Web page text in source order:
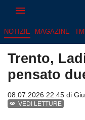
NOTIZIE MAGAZINE
Trento,
pensato
08.07.2026 22:45 di
VEDI LETTURE